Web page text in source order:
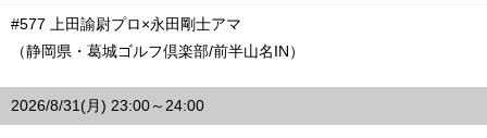
#577 上田諭尉プロ×永田剛士アマ
（静岡県・葛城ゴルフ倶楽部/前半山名IN）
2026/8/31(月) 23:00～24:00